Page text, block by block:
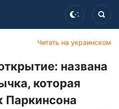
Читать на украинском
названа
которая
Паркинсона